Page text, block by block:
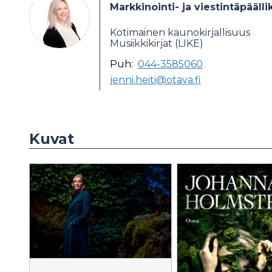
Markkinointi- ja
Kotimainen kaunokirjallisuus
Musiikkikirjat (LIKE)
Puh: 044-3585060
jenni.heiti@otava.fi
Kuvat